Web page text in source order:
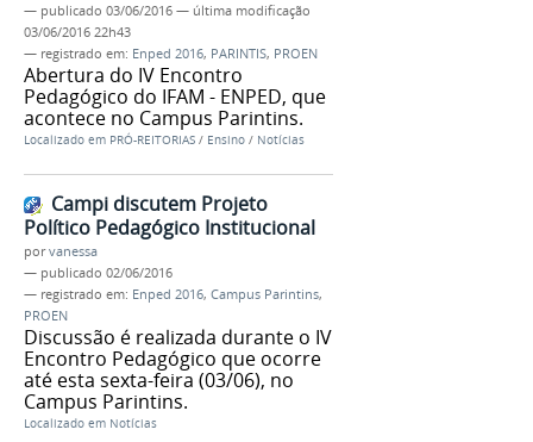
— publicado 03/06/2016 — última modificação
03/06/2016 22h43
— registrado em: Enped 2016, PARINTIS, PROEN
Abertura do IV Encontro
Pedagógico do IFAM - ENPED, que
acontece no Campus Parintins.
Localizado em PRÓ-REITORIAS / Ensino / Notícias
Campi discutem Projeto
Político Pedagógico Institucional
porvanessa
— publicado 02/06/2016
— registrado em: Enped 2016, Campus Parintins,
PROEN
Discussão é realizada durante o IV
Encontro Pedagógico que ocorre
até esta sexta-feira (03/06), no
Campus Parintins.
Localizado em Notícias